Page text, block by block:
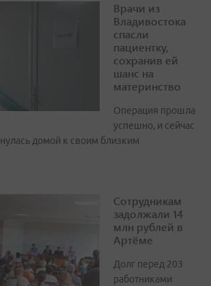
Врачи из
Владивостока
спасли
пациентку,
сохранив ей
шанс на
материнство
Операция прошла
успешно, и сейчас
домой к своим близким
Сотрудникам
задолжали 14
млн рублей в
Артёме
Долг перед 203
работниками